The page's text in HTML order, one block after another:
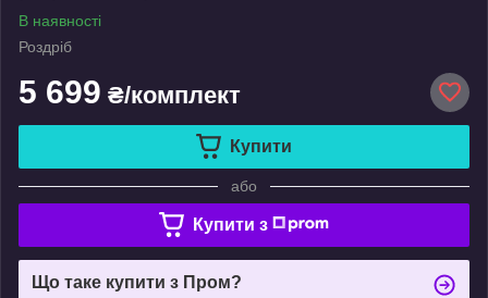
В наявності
Роздріб
5 699 ₴/комплект
Купити
або
Купити з
Що таке купити з Пром?